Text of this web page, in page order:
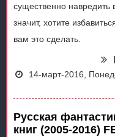
существенно навредить
значит, хотите
вам это сделать.
14-март-2016,
Русская
книг (2005-2016)